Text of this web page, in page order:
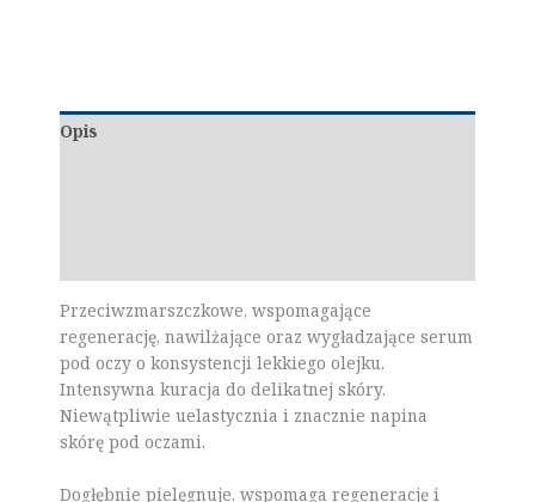
Opis
Przeciwzmarszczkowe, wspomagające
regenerację, nawilżające oraz wygładzające serum
pod oczy o konsystencji lekkiego olejku.
Intensywna kuracja do delikatnej skóry.
Niewątpliwie uelastycznia i znacznie napina
skórę pod oczami.
Dogłębnie pielęgnuje, wspomaga regenerację i